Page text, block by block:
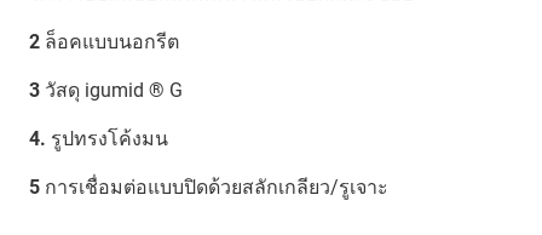
2 ล็อคแบบนอกรีต
3 วัสดุ igumid ® G
4. รูปทรงโค้งมน
5 การเชื่อมต่อแบบปิดด้วยสลักเกลียว/รูเจาะ